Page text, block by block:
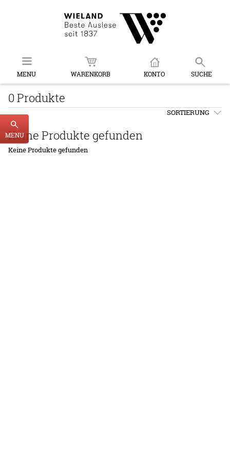
MENU WARENKORB KONTO SUCHE
MENU
0 Produkte
SORTIERUNG
Keine Produkte gefunden
Keine Produkte gefunden